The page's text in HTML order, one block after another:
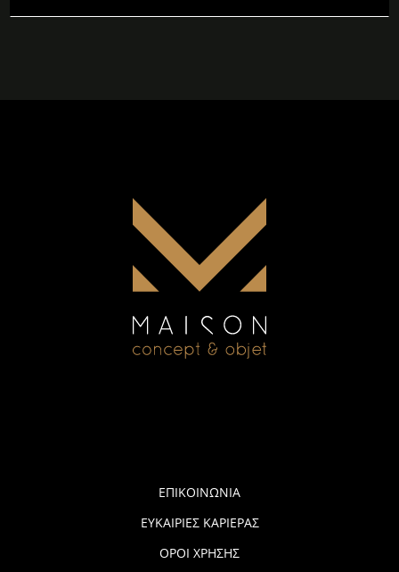
ΕΠΙΚΟΙΝΩΝΙΑ
ΕΥΚΑΙΡΙΕΣ ΚΑΡΙΕΡΑΣ
ΟΡΟΙ ΧΡΗΣΗΣ